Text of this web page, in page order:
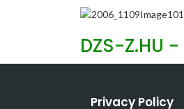
DZS-Z.HU -
Privacy Policy